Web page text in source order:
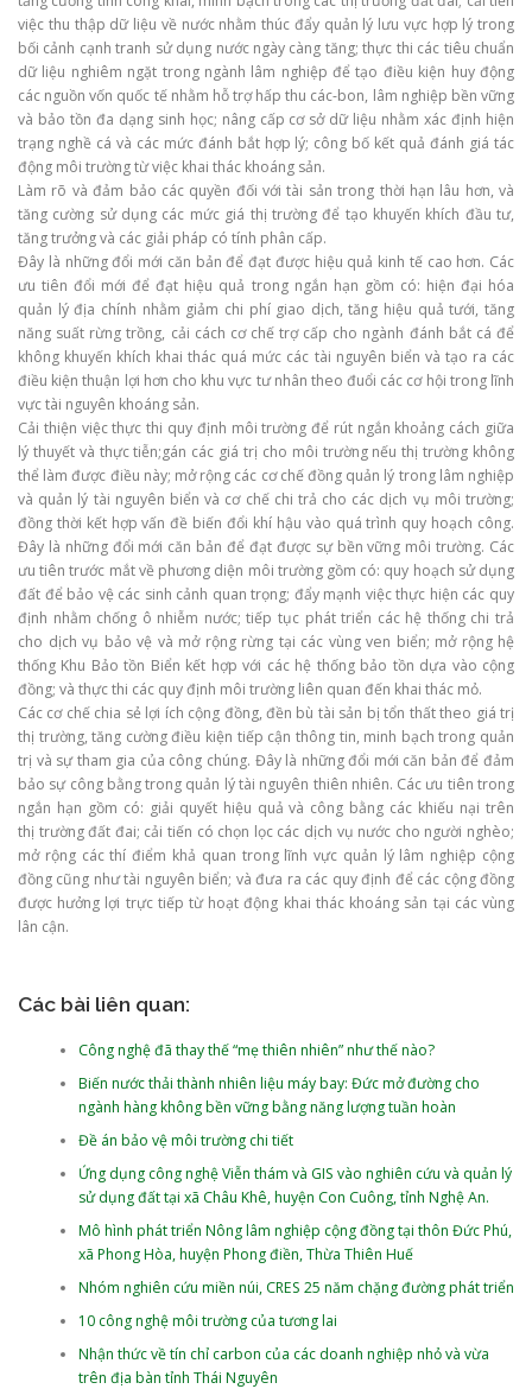
việc thu thập dữ liệu về nước nhằm thúc đẩy quản lý lưu vực hợp lý trong
bối cảnh cạnh tranh sử dụng nước ngày càng tăng; thực thi các tiêu chuẩn
dữ liệu nghiêm ngặt trong ngành lâm nghiệp để tạo điều kiện huy động
các nguồn vốn quốc tế nhằm hỗ trợ hấp thu các-bon, lâm nghiệp bền vững
và bảo tồn đa dạng sinh học; nâng cấp cơ sở dữ liệu nhằm xác định hiện
trạng nghề cá và các mức đánh bắt hợp lý; công bố kết quả đánh giá tác
động môi trường từ việc khai thác khoáng sản.
Làm rõ và đảm bảo các quyền đối với tài sản trong thời hạn lâu hơn, và
tăng cường sử dụng các mức giá thị trường để tạo khuyến khích đầu tư,
tăng trưởng và các giải pháp có tính phân cấp.
Đây là những đổi mới căn bản để đạt được hiệu quả kinh tế cao hơn. Các
ưu tiên đổi mới để đạt hiệu quả trong ngắn hạn gồm có: hiện đại hóa
quản lý địa chính nhằm giảm chi phí giao dịch, tăng hiệu quả tưới, tăng
năng suất rừng trồng, cải cách cơ chế trợ cấp cho ngành đánh bắt cá để
không khuyến khích khai thác quá mức các tài nguyên biển và tạo ra các
điều kiện thuận lợi hơn cho khu vực tư nhân theo đuổi các cơ hội trong lĩnh
vực tài nguyên khoáng sản.
Cải thiện việc thực thi quy định môi trường để rút ngắn khoảng cách giữa
lý thuyết và thực tiễn;gán các giá trị cho môi trường nếu thị trường không
thể làm được điều này; mở rộng các cơ chế đồng quản lý trong lâm nghiệp
và quản lý tài nguyên biển và cơ chế chi trả cho các dịch vụ môi trường;
đồng thời kết hợp vấn đề biến đổi khí hậu vào quá trình quy hoạch công.
Đây là những đổi mới căn bản để đạt được sự bền vững môi trường. Các
ưu tiên trước mắt về phương diện môi trường gồm có: quy hoạch sử dụng
đất để bảo vệ các sinh cảnh quan trọng; đẩy mạnh việc thực hiện các quy
định nhằm chống ô nhiễm nước; tiếp tục phát triển các hệ thống chi trả
cho dịch vụ bảo vệ và mở rộng rừng tại các vùng ven biển; mở rộng hệ
thống Khu Bảo tồn Biển kết hợp với các hệ thống bảo tồn dựa vào cộng
đồng; và thực thi các quy định môi trường liên quan đến khai thác mỏ.
Các cơ chế chia sẻ lợi ích cộng đồng, đền bù tài sản bị tổn thất theo giá trị
thị trường, tăng cường điều kiện tiếp cận thông tin, minh bạch trong quản
trị và sự tham gia của công chúng. Đây là những đổi mới căn bản để đảm
bảo sự công bằng trong quản lý tài nguyên thiên nhiên. Các ưu tiên trong
ngắn hạn gồm có: giải quyết hiệu quả và công bằng các khiếu nại trên
thị trường đất đai; cải tiến có chọn lọc các dịch vụ nước cho người nghèo;
mở rộng các thí điểm khả quan trong lĩnh vực quản lý lâm nghiệp cộng
đồng cũng như tài nguyên biển; và đưa ra các quy định để các cộng đồng
được hưởng lợi trực tiếp từ hoạt động khai thác khoáng sản tại các vùng
lân cận.
Các bài liên quan:
Công nghệ đã thay thế “mẹ thiên nhiên” như thế nào?
Biến nước thải thành nhiên liệu máy bay: Đức mở đường cho
ngành hàng không bền vững bằng năng lượng tuần hoàn
Đề án bảo vệ môi trường chi tiết
Ứng dụng công nghệ Viễn thám và GIS vào nghiên cứu và quản lý
sử dụng đất tại xã Châu Khê, huyện Con Cuông, tỉnh Nghệ An.
Mô hình phát triển Nông lâm nghiệp cộng đồng tại thôn Đức Phú,
xã Phong Hòa, huyện Phong điền, Thừa Thiên Huế
Nhóm nghiên cứu miền núi, CRES 25 năm chặng đường phát triển
10 công nghệ môi trường của tương lai
Nhận thức về tín chỉ carbon của các doanh nghiệp nhỏ và vừa
trên địa bàn tỉnh Thái Nguyên